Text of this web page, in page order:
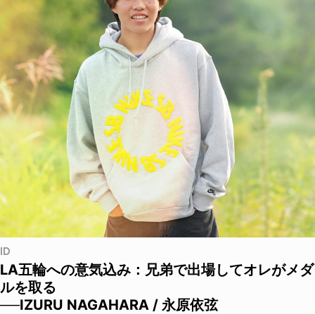
ID
LA五輪への意気込み：兄弟で出場してオレがメダ
ルを取る
──IZURU NAGAHARA / 永原依弦